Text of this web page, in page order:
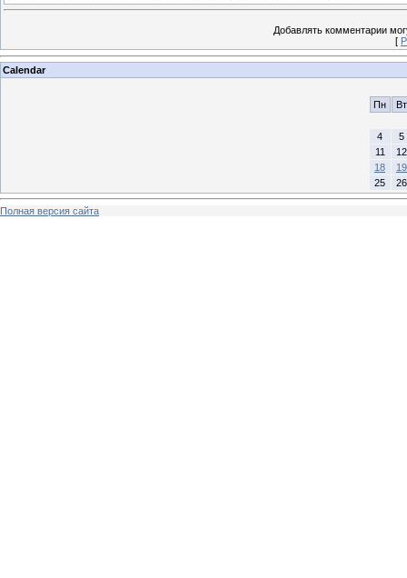
Добавлять комментарии
[
Calendar
Пн Вт
4
5
11
12
18
19
25
26
Полная версия сайта